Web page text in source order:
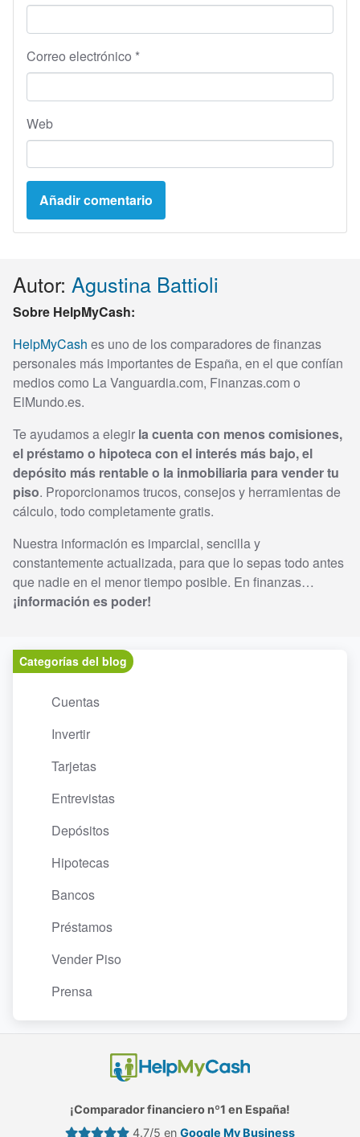
Correo electrónico *
Web
Autor: Agustina Battioli
Sobre HelpMyCash:
HelpMyCash es uno de los comparadores de finanzas
personales más importantes de España, en el que confían
medios como La Vanguardia.com, Finanzas.com o
ElMundo.es.
Te ayudamos a elegir la cuenta con menos comisiones,
el préstamo o hipoteca con el interés más bajo, el
depósito más rentable o la inmobiliaria para vender tu
piso. Proporcionamos trucos, consejos y herramientas de
cálculo, todo completamente gratis.
Nuestra información es imparcial, sencilla y
constantemente actualizada, para que lo sepas todo antes
que nadie en el menor tiempo posible. En finanzas…
¡información es poder!
Categorías del blog
Cuentas
Invertir
Tarjetas
Entrevistas
Depósitos
Hipotecas
Bancos
Préstamos
Vender Piso
Prensa
¡Comparador financiero nº1 en España!
4.7/5 en Google My Business